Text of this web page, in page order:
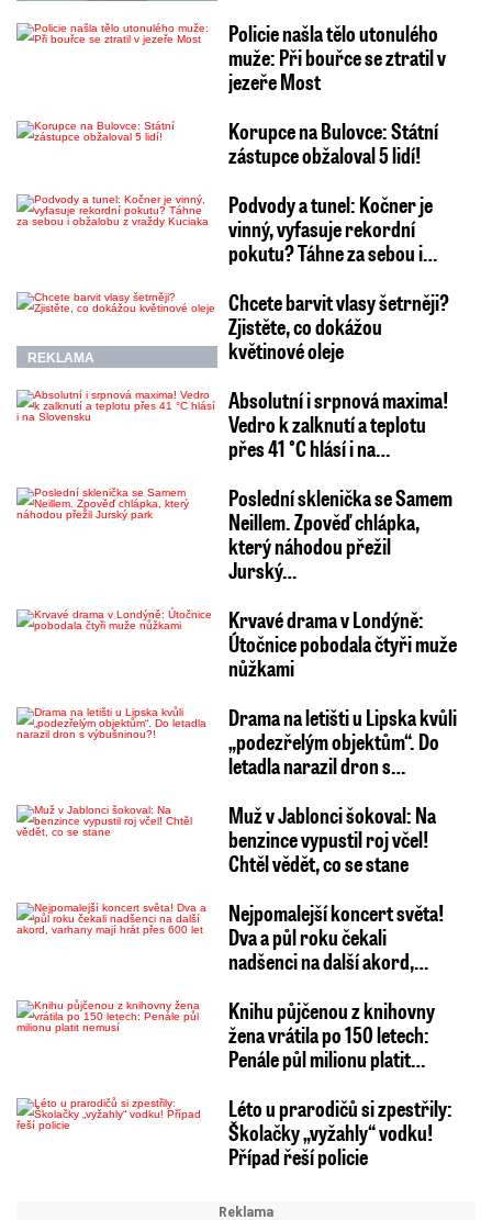
Policie našla tělo utonulého
muže: Při bouřce se ztratil v
jezeře Most
Korupce na Bulovce: Státní
zástupce obžaloval 5 lidí!
Podvody a tunel: Kočner je
vinný, vyfasuje rekordní
pokutu? Táhne za sebou i…
REKLAMA
Chcete barvit vlasy šetrněji?
Zjistěte, co dokážou
květinové oleje
Absolutní i srpnová maxima!
Vedro k zalknutí a teplotu
přes 41 °C hlásí i na…
Poslední sklenička se Samem
Neillem. Zpověď chlápka,
který náhodou přežil
Jurský…
Krvavé drama v Londýně:
Útočnice pobodala čtyři muže
nůžkami
Drama na letišti u Lipska kvůli
„podezřelým objektům“. Do
letadla narazil dron s…
Muž v Jablonci šokoval: Na
benzince vypustil roj včel!
Chtěl vědět, co se stane
Nejpomalejší koncert světa!
Dva a půl roku čekali
nadšenci na další akord,…
Knihu půjčenou z knihovny
žena vrátila po 150 letech:
Penále půl milionu platit…
Léto u prarodičů si zpestřily:
Školačky „vyžahly“ vodku!
Případ řeší policie